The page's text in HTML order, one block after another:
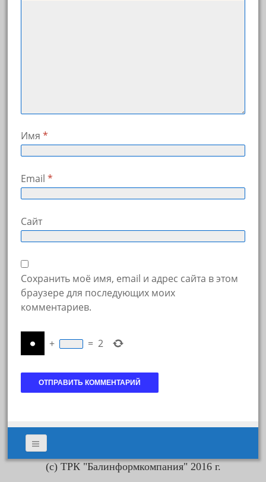
Имя *
Email *
Сайт
Сохранить моё имя, email и адрес сайта в этом
браузере для последующих моих
комментариев.
+ = 2
(с) ТРК "Балинформкомпания" 2016 г.